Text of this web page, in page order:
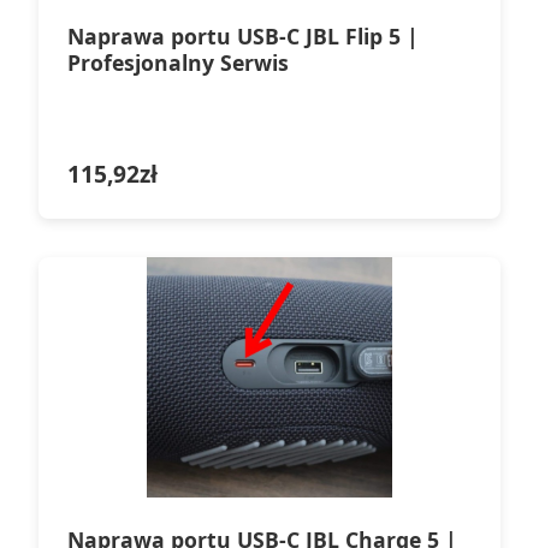
Naprawa portu USB-C JBL Flip 5 |
Profesjonalny Serwis
115,92zł
Naprawa portu USB-C JBL Charge 5 |